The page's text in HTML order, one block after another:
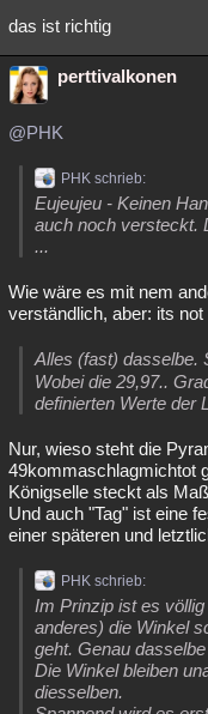
das ist richtig
perttivalkonen
@PHK
PHK schrieb:
Eujeujeu - Keinen
auch noch versteckt.
...
Wie wäre es mit nem
verständlich, aber: its not
Alles (fast) dasselbe.
Wobei die 29,97..
definierten Werte der
Nur, wieso steht die
49kommaschlagmichtot
Königselle steckt als
Und auch "Tag" ist eine
einer späteren und
PHK schrieb:
Im Prinzip ist es
anderes) die Winkel
geht. Genau
Die Winkel bleiben
diesselben.